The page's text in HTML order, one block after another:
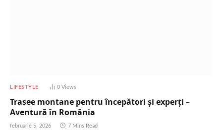
LIFESTYLE 0 Views
Trasee montane pentru începători și experți –
Aventură în România
februarie 5, 2026 7 Mins Read